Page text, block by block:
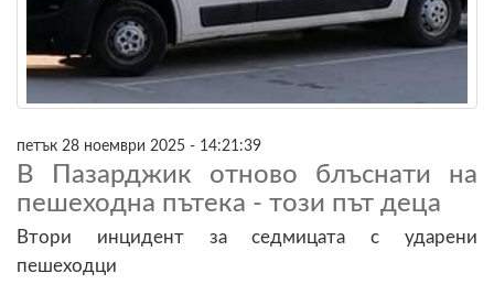
петък 28 ноември 2025 - 14:21:39
В Пазарджик отново блъснати на
пешеходна пътека - този път деца
Втори инцидент за седмицата с ударени
пешеходци